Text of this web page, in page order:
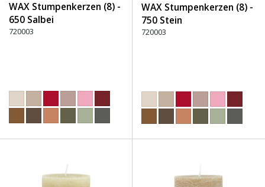
WAX Stumpenkerzen (8) -
650 Salbei
720003
WAX Stumpenkerzen (8) -
750 Stein
720003